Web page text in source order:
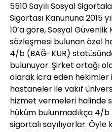
5510 Sayılı Sosyal
Sigortası Kanununa 2015
10’a göre, Sosyal
sözleşmesi bulunan özel
4/b (BAĞ-KUR)
bulunuyor. Şirket ortağı
olarak icra eden hekimler
hastaneler ile vakıf
hizmet vermeleri halinde
hüküm bulunmadıkça 4/
sigortalı sayılıyorlar.